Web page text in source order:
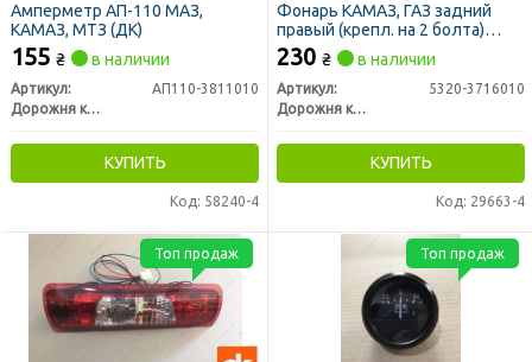
Амперметр АП-110 МАЗ,
КАМАЗ, МТЗ (ДК)
155 ₴ в наличии
Артикул:
АП110-3811010
Дорожня карта
КУПИТЬ
Код: 58240-4
Фонарь КАМАЗ, ГАЗ задний
правый (крепл. на 2 болта)
ФП130Г (нов. обр.) 24В (ДК)
230 ₴ в наличии
Артикул:
5320-3716010
Дорожня карта
КУПИТЬ
Код: 29663-4
Топ продаж Топ продаж